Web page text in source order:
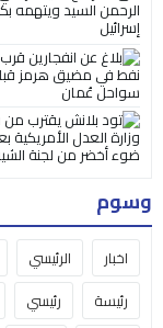
وسوم
اخبار الرئيسي
رئيسة
رئيسي